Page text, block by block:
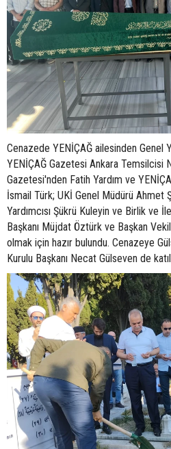
Cenazede YENİÇAĞ ailesinden Genel
YENİÇAĞ Gazetesi Ankara Temsilcisi
Gazetesi'nden Fatih Yardım ve
İsmail Türk; UKİ Genel Müdürü Ahmet
Yardımcısı Şükrü Kuleyin ve Birlik ve
Başkanı Müjdat Öztürk ve Başkan
olmak için hazır bulundu. Cenazeye
Kurulu Başkanı Necat Gülseven de